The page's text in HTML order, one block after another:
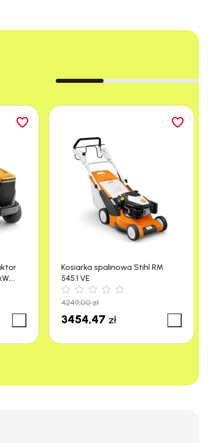
ich wyjątkową ostrość i trwałość.
żywopłotów z różnych stron.
i leworęcznych. Dzięki temu
zasięg roboczy. To innowacyjne
użytkowania.
jest bezpiecznie zamocowany do
Kosiarka spalinowa Stihl RM
545.1 VE
4249,00zł
3454,47 zł